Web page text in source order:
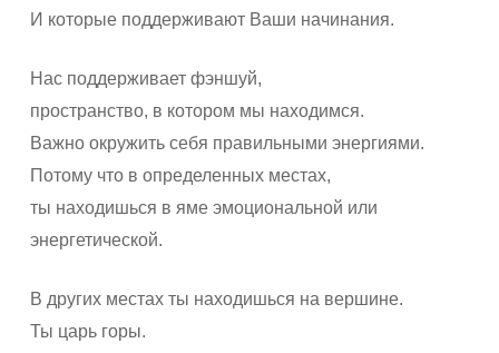
И которые поддерживают Ваши начинания.
Нас поддерживает фэншуй,
пространство, в котором мы находимся.
Важно окружить себя правильными энергиями.
Потому что в определенных местах,
ты находишься в яме эмоциональной или
энергетической.
В других местах ты находишься на вершине.
Ты царь горы.